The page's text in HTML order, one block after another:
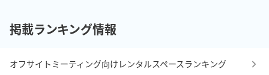
掲載ランキング情報
オフサイトミーティング向けレンタルスペースランキング